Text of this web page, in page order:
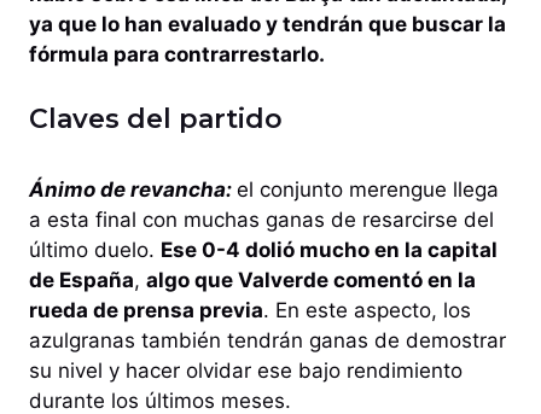
ya que lo han evaluado y tendrán que buscar la
fórmula para contrarrestarlo.
Claves del partido
Ánimo de revancha: el conjunto merengue llega
a esta final con muchas ganas de resarcirse del
último duelo. Ese 0-4 dolió mucho en la capital
de España, algo que Valverde comentó en la
rueda de prensa previa. En este aspecto, los
azulgranas también tendrán ganas de demostrar
su nivel y hacer olvidar ese bajo rendimiento
durante los últimos meses.